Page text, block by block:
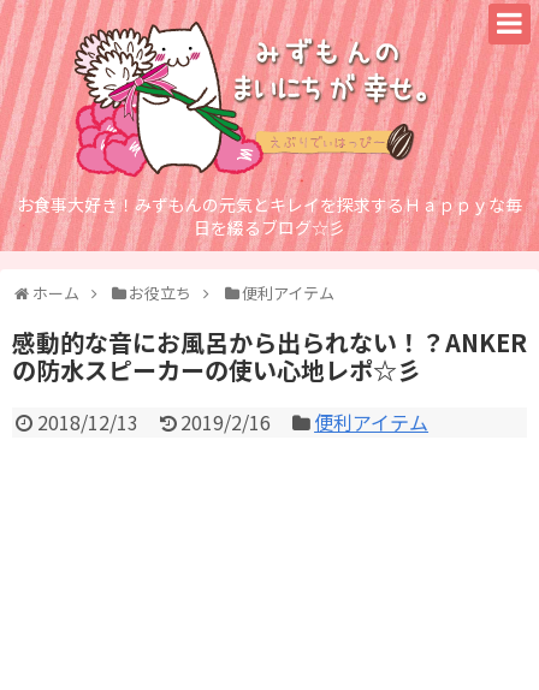
お食事大好き！みずもんの元気とキレイを探求するＨａｐｐｙな毎
日を綴るブログ☆彡
ホーム お役立ち 便利アイテム
感動的な音にお風呂から出られない！？ANKER
の防水スピーカーの使い心地レポ☆彡
2018/12/13 2019/2/16 便利アイテム